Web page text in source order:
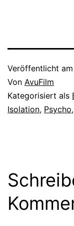
Veröffentlicht am
Von AvuFilm
Kategorisiert als
Isolation, Psycho,